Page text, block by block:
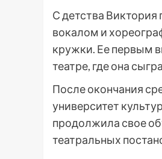
С детства Виктория
вокалом и
кружки. Ее первым
театре, где она
После окончания
университет
продолжила свое
театральных